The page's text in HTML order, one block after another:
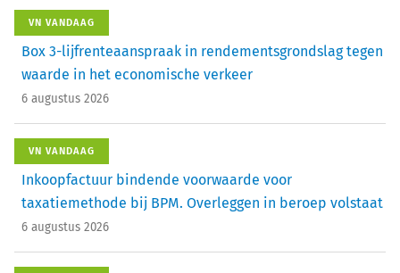
VN VANDAAG
Box 3-lijfrenteaanspraak in rendementsgrondslag tegen
waarde in het economische verkeer
6 augustus 2026
VN VANDAAG
Inkoopfactuur bindende voorwaarde voor
taxatiemethode bij BPM. Overleggen in beroep volstaat
6 augustus 2026